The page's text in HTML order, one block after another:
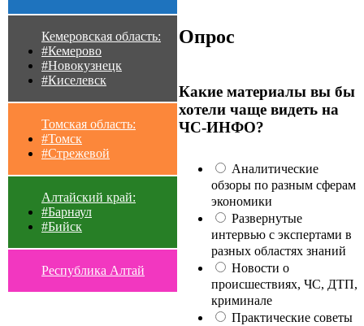
Кемеровская область:
#Кемерово
#Новокузнецк
#Киселевск
Томская область:
#Томск
#Стрежевой
Алтайский край:
#Барнаул
#Бийск
Республика Алтай
Опрос
Какие материалы вы бы
хотели чаще видеть на
ЧС-ИНФО?
Аналитические
обзоры по разным сферам
экономики
Развернутые
интервью с экспертами в
разных областях знаний
Новости о
происшествиях, ЧС, ДТП,
криминале
Практические советы